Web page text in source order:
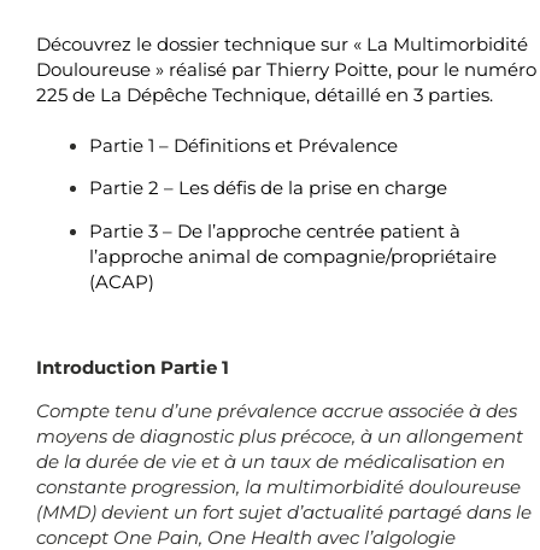
Découvrez le dossier technique sur « La Multimorbidité
Douloureuse » réalisé par Thierry Poitte, pour le numéro
225 de La Dépêche Technique, détaillé en 3 parties.
Partie 1 – Définitions et Prévalence
Partie 2 – Les défis de la prise en charge
Partie 3 – De l’approche centrée patient à
l’approche animal de compagnie/propriétaire
(ACAP)
Introduction Partie 1
Compte tenu d’une prévalence accrue associée à des
moyens de diagnostic plus précoce, à un allongement
de la durée de vie et à un taux de médicalisation en
constante progression, la multimorbidité douloureuse
(MMD) devient un fort sujet d’actualité partagé dans le
concept One Pain, One Health avec l’algologie